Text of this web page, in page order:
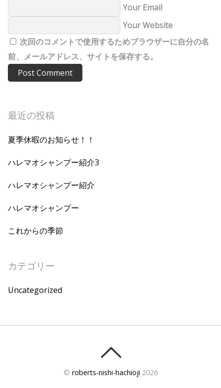
Your Email
Your Website
次回のコメントで使用するためブラウザーに自分の名
前、メールアドレス、サイトを保存する。
最近の投稿
夏季休暇のお知らせ！！
ハレマオシャンプー紹介3
ハレマオシャンプー紹介
ハレマオシャンプー
これからの季節
カテゴリー
Uncategorized
© roberts-nishi-hachioji 2026